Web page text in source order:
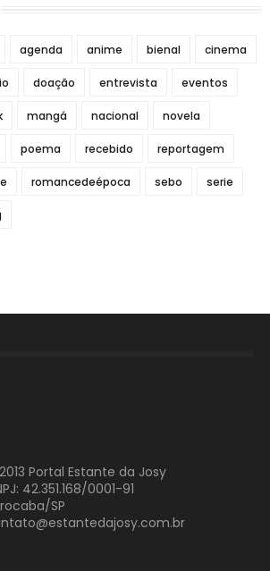
agenda anime bienal cinema
doação entrevista eventos
mangá nacional novela
poema recebido reportagem
romancedeépoca sebo serie
Portal Estante da Josy
42.351.168/0001-91
SP